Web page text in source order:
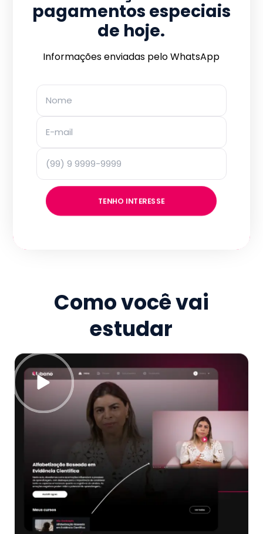
pagamentos especiais
de hoje.
Informações enviadas pelo WhatsApp
TENHO INTERESSE
Como você vai
estudar